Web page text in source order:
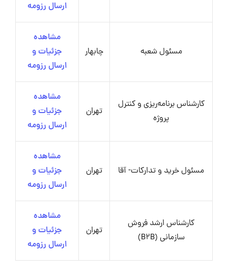
ارسال رزومه
مسئول شعبه چابهار
مشاهده
جزئیات و
ارسال رزومه
کارشناس برنامه‌ریزی و کنترل
پروژه
تهران
مشاهده
جزئیات و
ارسال رزومه
مسئول خرید و تدارکات- آقا تهران
مشاهده
جزئیات و
ارسال رزومه
کارشناس ارشد فروش
سازمانی (B2B)
تهران
مشاهده
جزئیات و
ارسال رزومه